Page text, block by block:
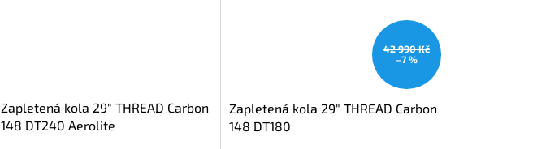
Zapletená kola 29" THREAD Carbon
148 DT240 Aerolite
42 990 Kč
–7 %
Zapletená kola 29" THREAD Carbon
148 DT180